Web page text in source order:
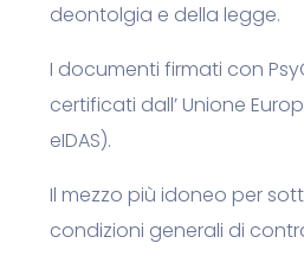
deontolgia e della legge.
I documenti firmati con
certificati dall’ Unione
eIDAS).
Il mezzo più idoneo per
condizioni generali di